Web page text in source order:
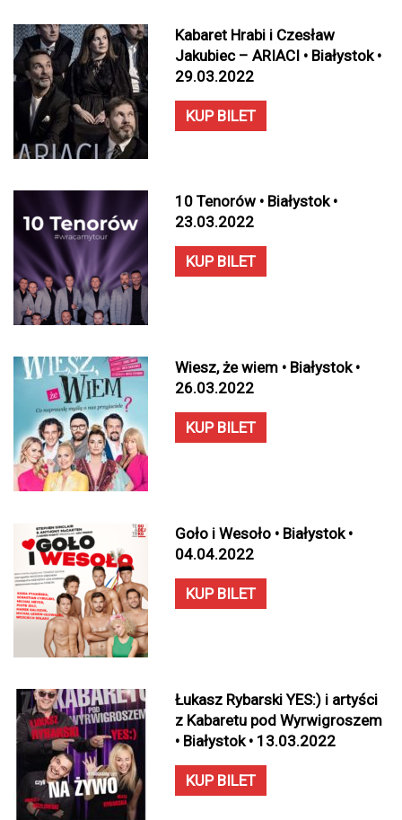
Kabaret Hrabi i Czesław
Jakubiec – ARIACI • Białystok •
29.03.2022
KUP BILET
10 Tenorów • Białystok •
23.03.2022
KUP BILET
Wiesz, że wiem • Białystok •
26.03.2022
KUP BILET
Goło i Wesoło • Białystok •
04.04.2022
KUP BILET
Łukasz Rybarski YES:) i artyści
z Kabaretu pod Wyrwigroszem
• Białystok • 13.03.2022
KUP BILET